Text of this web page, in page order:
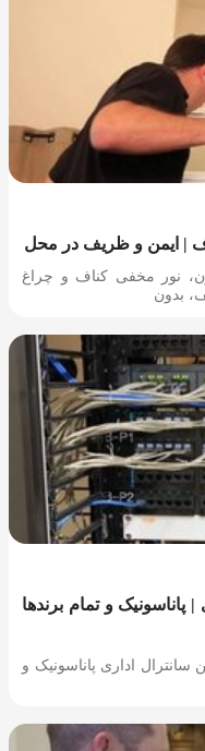
| ایمن و ظریف در محل
نور مخفی کناف و چراغ
بدون
و تمام برندها
سانترال اداری پاناسونیک و